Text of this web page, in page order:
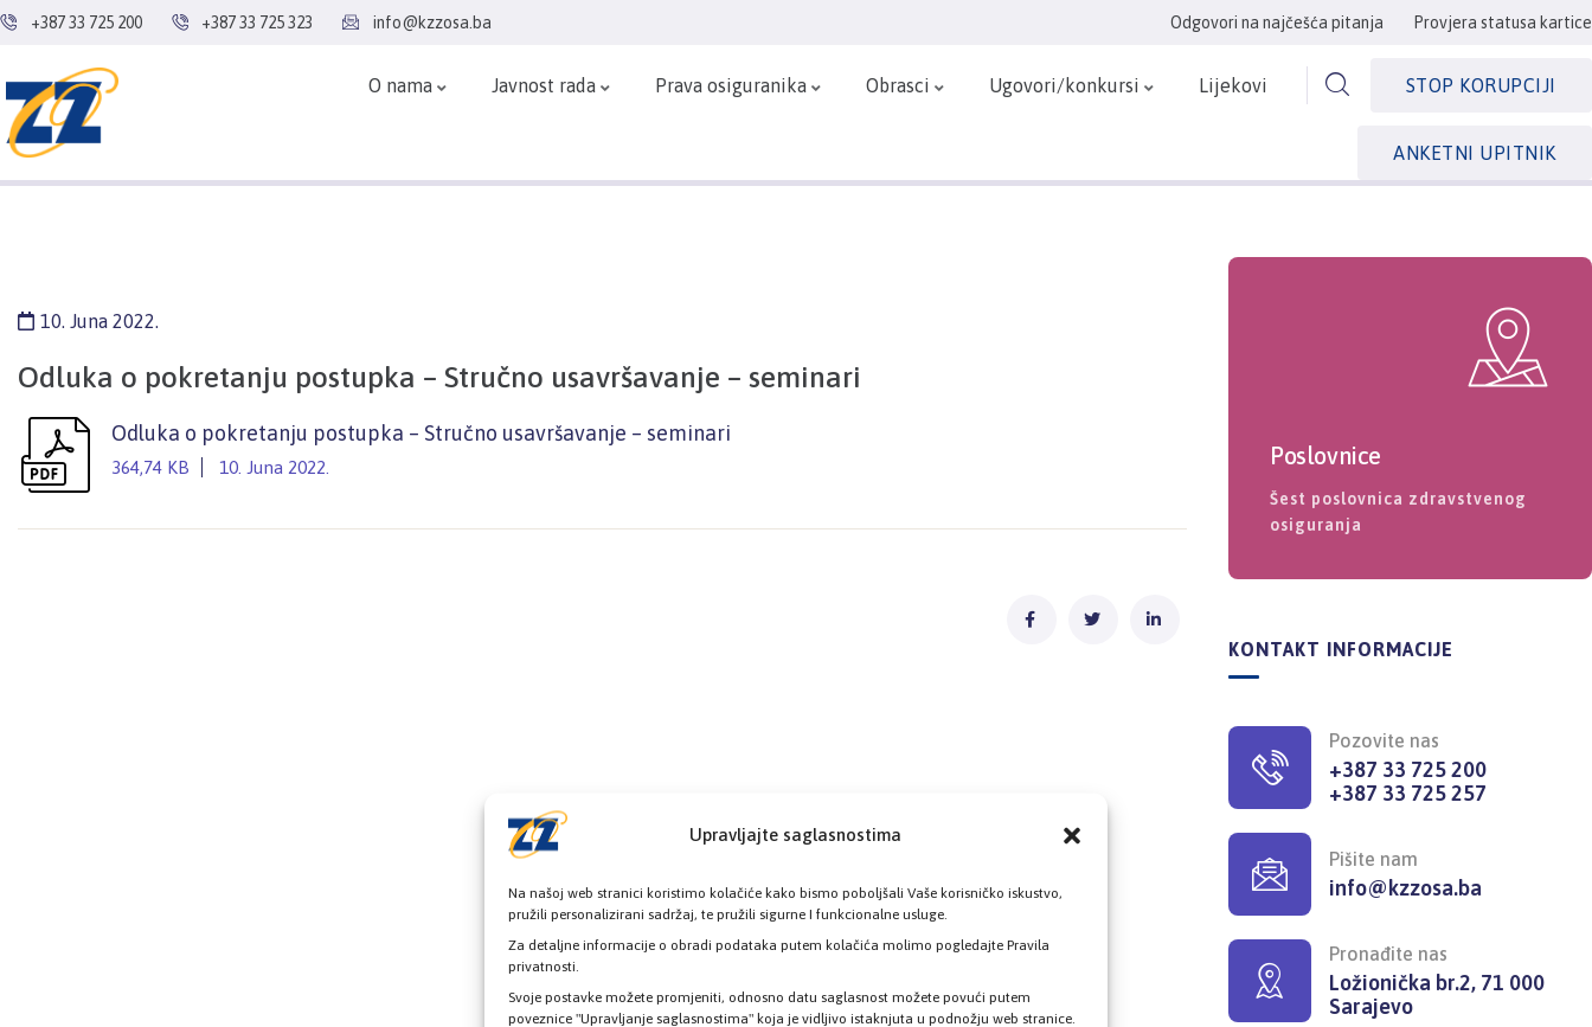
Upravljajte saglasnostima
Na našoj web stranici koristimo kolačiće kako bismo poboljšali Vaše korisničko iskustvo,
pružili personalizirani sadržaj, te pružili sigurne I funkcionalne usluge.
Za detaljne informacije o obradi podataka putem kolačića molimo pogledajte Pravila
privatnosti.
Svoje postavke možete promjeniti, odnosno datu saglasnost možete povući putem
poveznice "Upravljanje saglasnostima" koja je vidljivo istaknjuta u podnožju web stranice.
+387 33 725 200 +387 33 725 323 info@kzzosa.ba Odgovori na najčešća pitanja Provjera statusa kartice
O nama Javnost rada Prava osiguranika Obrasci Ugovori/konkursi Lijekovi STOP KORUPCIJI
ANKETNI UPITNIK
10. Juna 2022.
Odluka o pokretanju postupka – Stručno usavršavanje – seminari
Odluka o pokretanju postupka – Stručno usavršavanje – seminari
364,74 KB 10. Juna 2022. Poslovnice
Šest poslovnica zdravstvenog
osiguranja
KONTAKT INFORMACIJE
Pozovite nas
+387 33 725 200
+387 33 725 257
Pišite nam
info@kzzosa.ba
Pronađite nas
Ložionička br.2, 71 000
Sarajevo